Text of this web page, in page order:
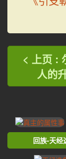
< 上页 :
人的
回族-天经